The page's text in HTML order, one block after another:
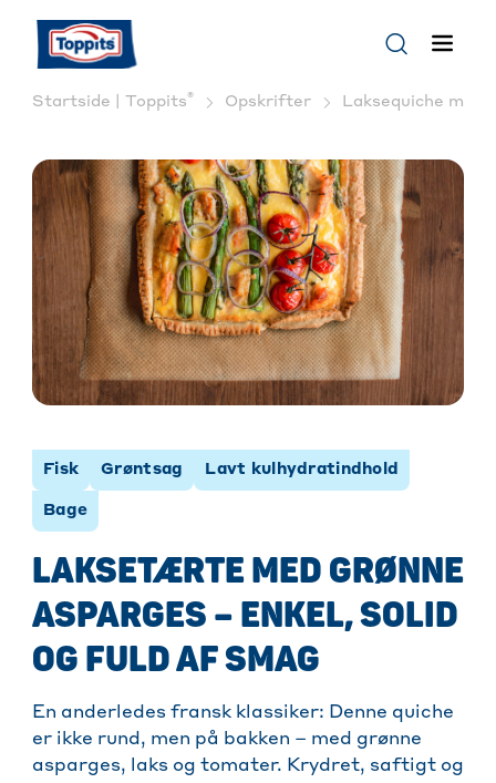
Startside | Toppits® Opskrifter Laksequiche
Fisk Grøntsag Lavt kulhydratindhold
Bage
LAKSETÆRTE MED GRØNNE
ASPARGES – ENKEL, SOLID
OG FULD AF SMAG
En anderledes fransk klassiker: Denne quiche
er ikke rund, men på bakken – med grønne
asparges, laks og tomater. Krydret, saftigt og